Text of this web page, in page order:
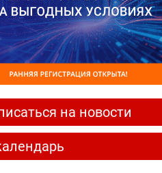
на новости